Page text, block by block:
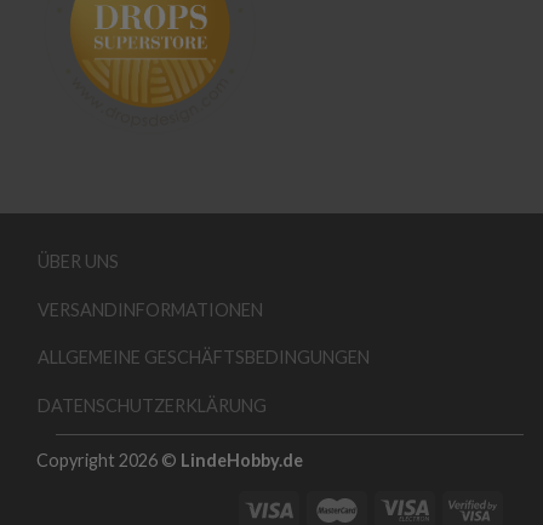
ÜBER UNS
VERSANDINFORMATIONEN
ALLGEMEINE GESCHÄFTSBEDINGUNGEN
DATENSCHUTZERKLÄRUNG
Copyright 2026 © LindeHobby.de